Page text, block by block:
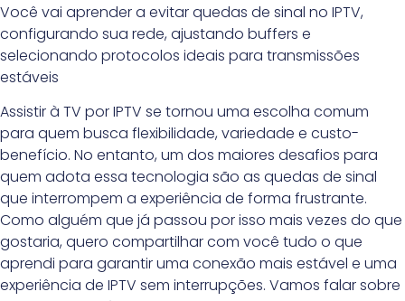
Você vai aprender a evitar quedas de sinal no IPTV,
configurando sua rede, ajustando buffers e
selecionando protocolos ideais para transmissões
estáveis
Assistir à TV por IPTV se tornou uma escolha comum
para quem busca flexibilidade, variedade e custo-
benefício. No entanto, um dos maiores desafios para
quem adota essa tecnologia são as quedas de sinal
que interrompem a experiência de forma frustrante.
Como alguém que já passou por isso mais vezes do que
gostaria, quero compartilhar com você tudo o que
aprendi para garantir uma conexão mais estável e uma
experiência de IPTV sem interrupções. Vamos falar sobre